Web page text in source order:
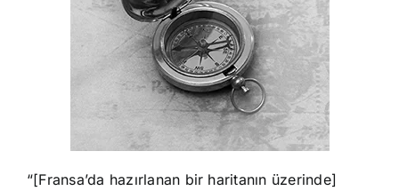
“[Fransa’da hazırlanan bir haritanın üzerinde]